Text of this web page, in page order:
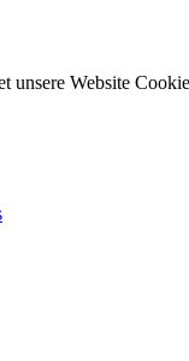
unsere Website